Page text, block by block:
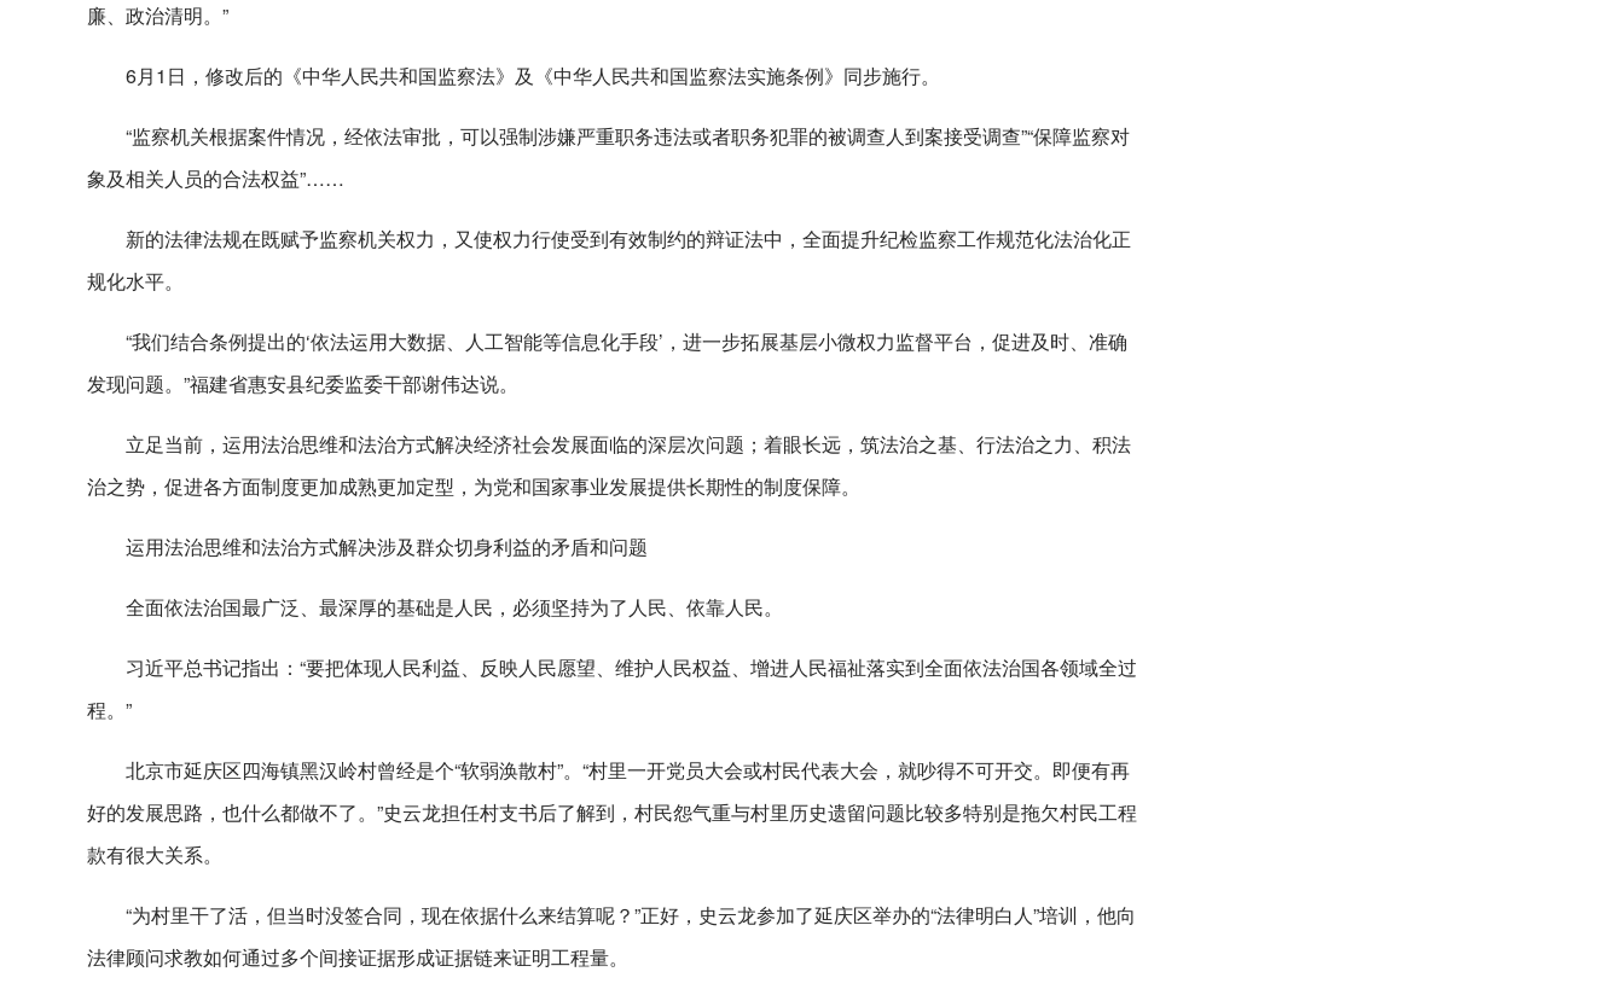
廉、政治清明。”
6月1日，修改后的《中华人民共和国监察法》及《中华人民共和国监察法实施条例》同步施行。
“监察机关根据案件情况，经依法审批，可以强制涉嫌严重职务违法或者职务犯罪的被调查人到案接受调查”“保障监察对
象及相关人员的合法权益”……
新的法律法规在既赋予监察机关权力，又使权力行使受到有效制约的辩证法中，全面提升纪检监察工作规范化法治化正
规化水平。
“我们结合条例提出的‘依法运用大数据、人工智能等信息化手段’，进一步拓展基层小微权力监督平台，促进及时、准确
发现问题。”福建省惠安县纪委监委干部谢伟达说。
立足当前，运用法治思维和法治方式解决经济社会发展面临的深层次问题；着眼长远，筑法治之基、行法治之力、积法
治之势，促进各方面制度更加成熟更加定型，为党和国家事业发展提供长期性的制度保障。
运用法治思维和法治方式解决涉及群众切身利益的矛盾和问题
全面依法治国最广泛、最深厚的基础是人民，必须坚持为了人民、依靠人民。
习近平总书记指出：“要把体现人民利益、反映人民愿望、维护人民权益、增进人民福祉落实到全面依法治国各领域全过
程。”
北京市延庆区四海镇黑汉岭村曾经是个“软弱涣散村”。“村里一开党员大会或村民代表大会，就吵得不可开交。即便有再
好的发展思路，也什么都做不了。”史云龙担任村支书后了解到，村民怨气重与村里历史遗留问题比较多特别是拖欠村民工程
款有很大关系。
“为村里干了活，但当时没签合同，现在依据什么来结算呢？”正好，史云龙参加了延庆区举办的“法律明白人”培训，他向
法律顾问求教如何通过多个间接证据形成证据链来证明工程量。